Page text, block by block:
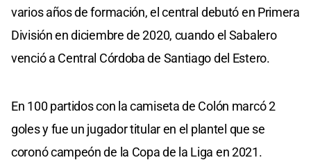
varios años de formación, el central debutó en Primera
División en diciembre de 2020, cuando el Sabalero
venció a Central Córdoba de Santiago del Estero.
En 100 partidos con la camiseta de Colón marcó 2
goles y fue un jugador titular en el plantel que se
coronó campeón de la Copa de la Liga en 2021.